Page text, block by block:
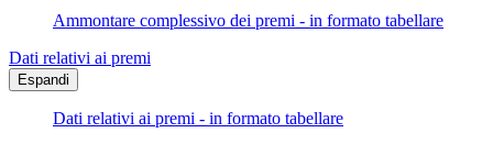
Ammontare complessivo dei premi - in formato tabellare
Dati relativi ai premi
Espandi
Dati relativi ai premi - in formato tabellare